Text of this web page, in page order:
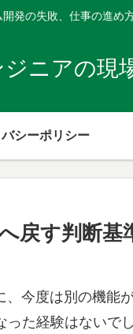
発の失敗、仕事の進め
ニアの現
シーポリシー
戻す判断基
今度は別の機能
た経験はないでし